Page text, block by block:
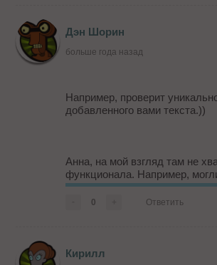
Дэн Шорин
больше года назад
Например, проверит
добавленного вами текста.))
Анна, на мой взгляд там не
функционала. Например,
внешние ссылки, кто на кого
насколько авторитетен сайт
фильтры, наложенные на
0 Ответить
Кирилл